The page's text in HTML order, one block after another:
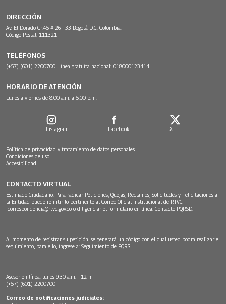
DIRECCIÓN
Av. El Dorado Cr.45 # 26 - 33 Bogotá D.C. Colombia.
Código Postal: 111321
TELÉFONOS
(+57) (601) 2200700. Línea gratuita nacional: 018000123414
HORARIO DE ATENCIÓN
Lunes a viernes de 8:00 a.m. a 5:00 p.m.
Instagram Facebook X
Política de privacidad y tratamiento de datos personales
Condiciones de uso
Accesibilidad
CONTACTO VIRTUAL
Estimado Ciudadano: Para radicar Peticiones, Quejas, Reclamos, Solicitudes y Felicitaciones a
la Entidad puede remitir lo pertinente al Correo Oficial Institucional de RTVC
correspondencia@rtvc.gov.co o diligenciar el formulario en línea: Contacto PQRSD.
Al momento de registrar su petición, se generará un código con el cual usted podrá realizar el
seguimiento, para ello, ingrese a: Seguimiento de PQRS
Asesor en línea: lunes 9:30 a.m. - 12 m
(+57) (601) 2200700
Correo de notificaciones judiciales: